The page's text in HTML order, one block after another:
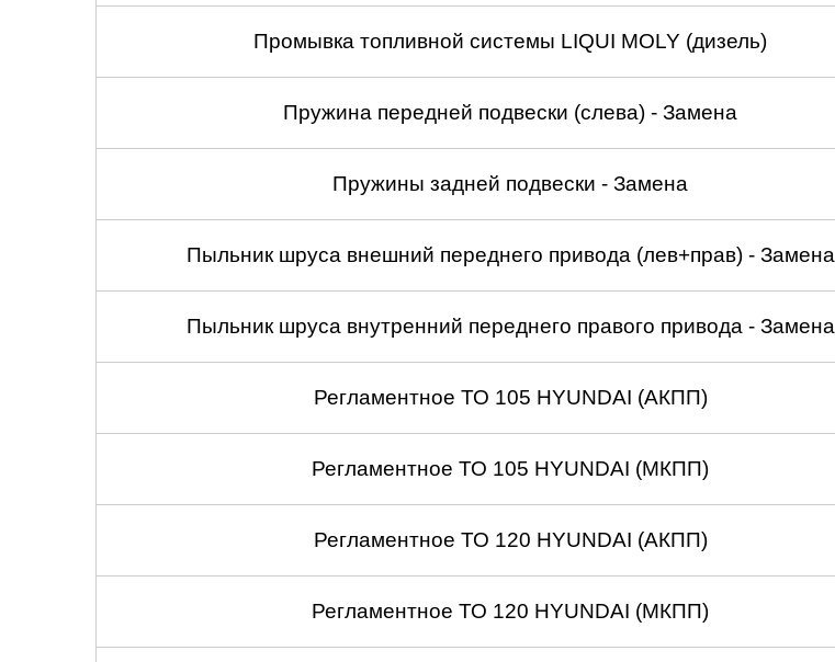
Промывка топливной системы LIQUI MOLY (дизель)
Пружина передней подвески (слева) - Замена
Пружины задней подвески - Замена
Пыльник шруса внешний переднего привода (лев+прав) - Замена
Пыльник шруса внутренний переднего правого привода - Замена
Регламентное ТО 105 HYUNDAI (АКПП)
Регламентное ТО 105 HYUNDAI (МКПП)
Регламентное ТО 120 HYUNDAI (АКПП)
Регламентное ТО 120 HYUNDAI (МКПП)